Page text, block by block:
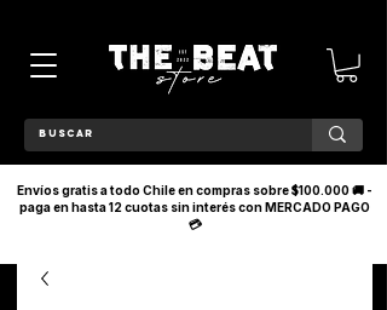
Envíos gratis a todo Chile en compras sobre $100.000 🚚 -
paga en hasta 12 cuotas sin interés con MERCADO PAGO
💳